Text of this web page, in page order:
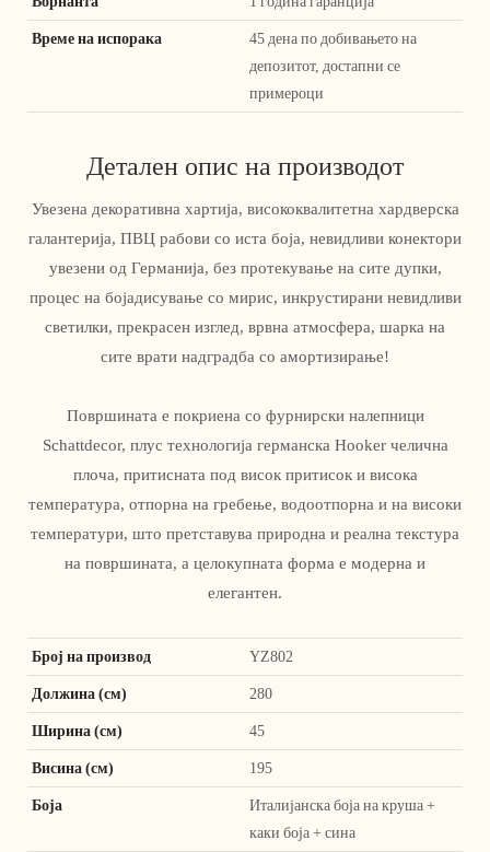
Време на испорака
45 дена по добивањето на
депозитот, достапни се
примероци
Детален опис на производот
Увезена декоративна хартија, висококвалитетна хардверска
галантерија, ПВЦ рабови со иста боја, невидливи конектори
увезени од Германија, без протекување на сите дупки,
процес на бојадисување со мирис, инкрустирани невидливи
светилки, прекрасен изглед, врвна атмосфера, шарка на
сите врати надградба со амортизирање!
Површината е покриена со фурнирски налепници
Schattdecor, плус технологија германска Hooker челична
плоча, притисната под висок притисок и висока
температура, отпорна на гребење, водоотпорна и на високи
температури, што претставува природна и реална текстура
на површината, а целокупната форма е модерна и
елегантен.
Број на производ YZ802
Должина (см) 280
Ширина (см) 45
Висина (см) 195
Боја
Италијанска боја на круша +
каки боја + сина